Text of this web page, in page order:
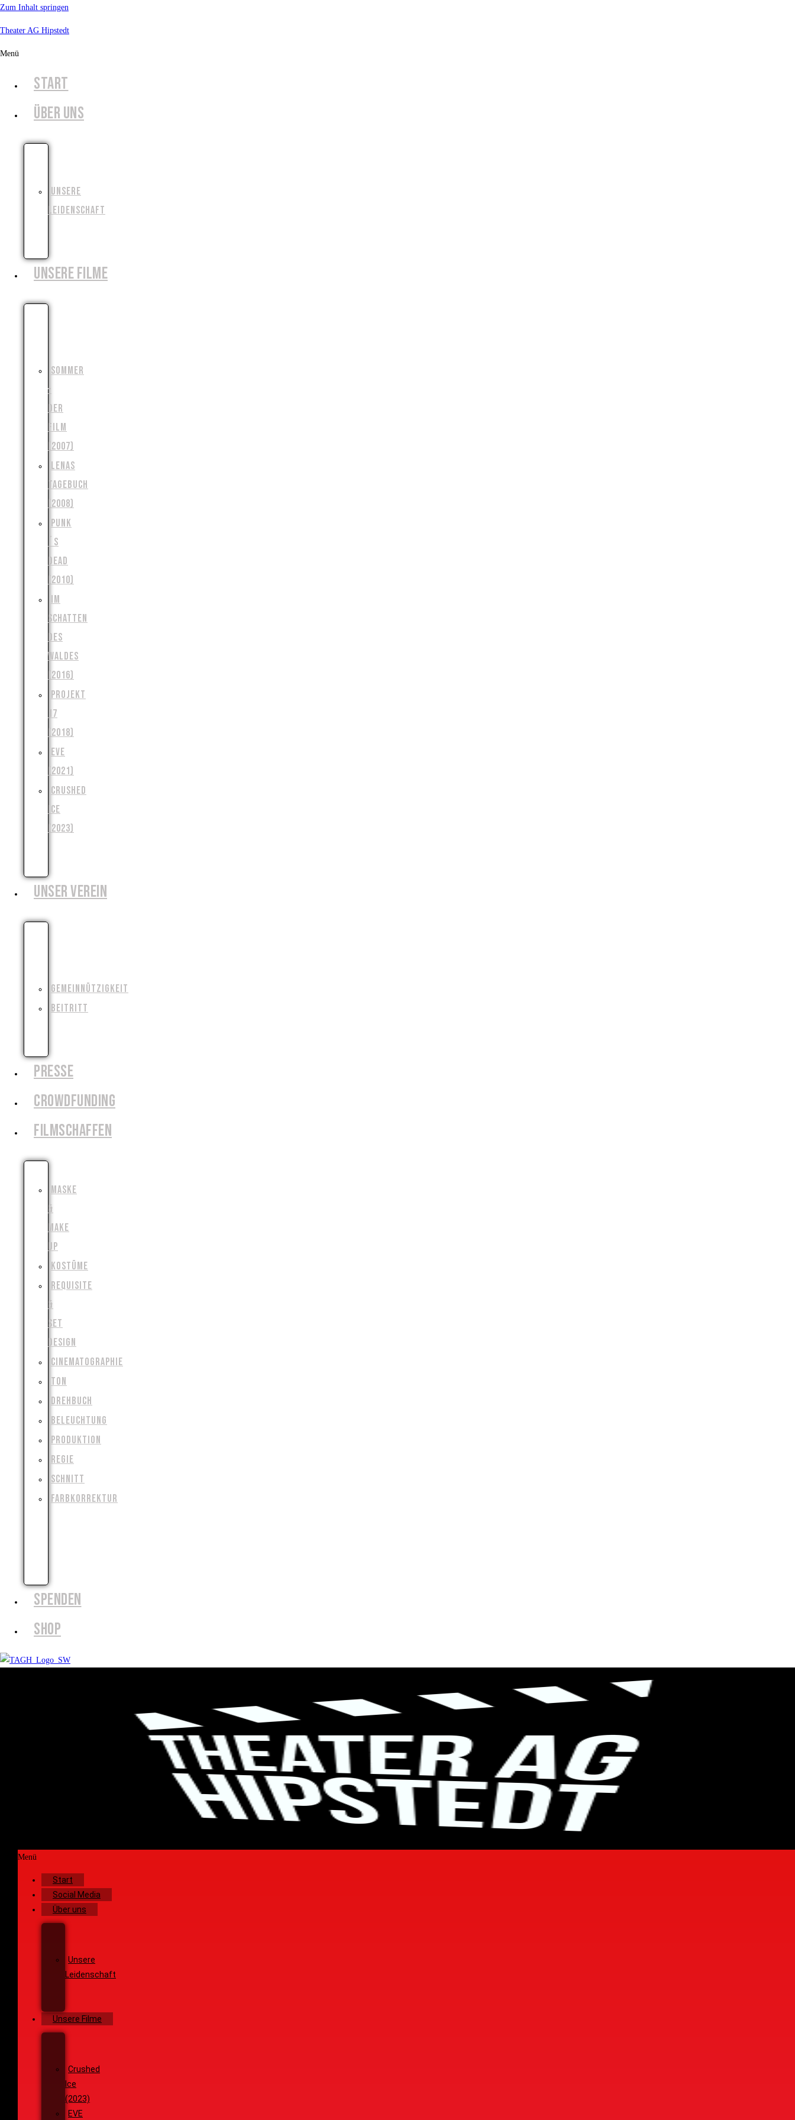
Zum Inhalt springen
Theater AG Hipstedt
Menü
START
ÜBER UNS
UNSERE
LEIDENSCHAFT
UNSERE FILME
SOMMER
–
DER
FILM
(2007)
LENAS
TAGEBUCH
(2008)
PUNK
´S
DEAD
(2010)
IM
SCHATTEN
DES
WALDES
(2016)
PROJEKT
17
(2018)
EVE
(2021)
CRUSHED
ICE
(2023)
UNSER VEREIN
GEMEINNÜTZIGKEIT
BEITRITT
PRESSE
CROWDFUNDING
FILMSCHAFFEN
MASKE
&
MAKE
UP
KOSTÜME
REQUISITE
&
SET
DESIGN
CINEMATOGRAPHIE
TON
DREHBUCH
BELEUCHTUNG
PRODUKTION
REGIE
SCHNITT
FARBKORREKTUR
SPENDEN
SHOP
Menü
Start
Social Media
Über uns
Unsere
Leidenschaft
Unsere Filme
Crushed
Ice
(2023)
EVE